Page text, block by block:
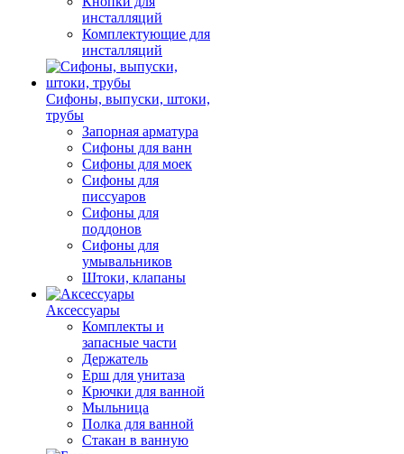
инсталляций
Комплектующие для
инсталляций
Сифоны, выпуски, штоки,
трубы
Запорная арматура
Сифоны для ванн
Сифоны для моек
Сифоны для
писсуаров
Сифоны для
поддонов
Сифоны для
умывальников
Штоки, клапаны
Аксессуары
Комплекты и
запасные части
Держатель
Ерш для унитаза
Крючки для ванной
Мыльница
Полка для ванной
Стакан в ванную